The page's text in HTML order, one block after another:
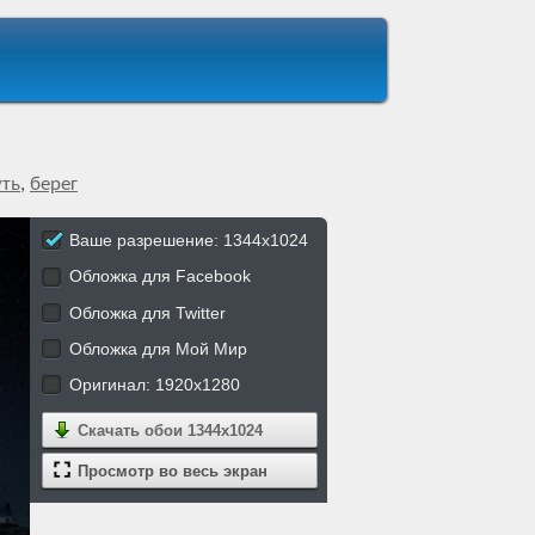
, берег
Ваше разрешение: 1344x1024
Обложка для Facebook
Обложка для Twitter
Обложка для Мой Мир
Оригинал: 1920x1280
Скачать обои 1344x1024
Просмотр во весь экран